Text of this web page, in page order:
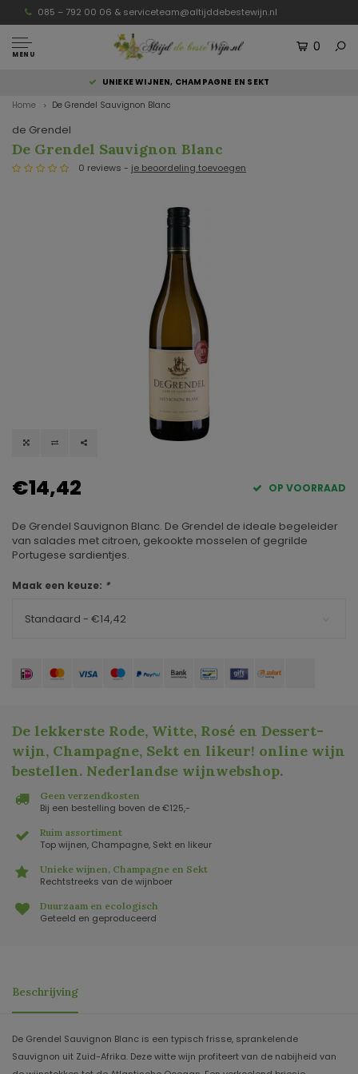
085 – 792 00 06 & serviceteam@altijddebestewijn.nl
MENU
0
UNIEKE WIJNEN, CHAMPAGNE EN SEKT
Home De Grendel Sauvignon Blanc
de Grendel
De Grendel Sauvignon Blanc
0 reviews - je beoordeling toevoegen
€14,42 OP VOORRAAD
De Grendel Sauvignon Blanc. De Grendel de ideale begeleider
van salades met citroen, gekookte mosselen of gegrilde
Portugese sardientjes.
Maak een keuze: *
Standaard - €14,42
De lekkerste Rode, Witte, Rosé en Dessert-
wijn, Champagne, Sekt en likeur! online wijn
bestellen. Nederlandse wijnwebshop.
Geen verzendkosten
Bij een bestelling boven de €125,-
Ruim assortiment
Top wijnen, Champagne, Sekt en likeur
Unieke wijnen, Champagne en Sekt
Rechtstreeks van de wijnboer
Duurzaam en ecologisch
Geteeld en geproduceerd
Beschrijving
De Grendel Sauvignon Blanc is een typisch frisse, sprankelende
Sauvignon uit Zuid-Afrika. Deze witte wijn profiteert van de nabijheid van